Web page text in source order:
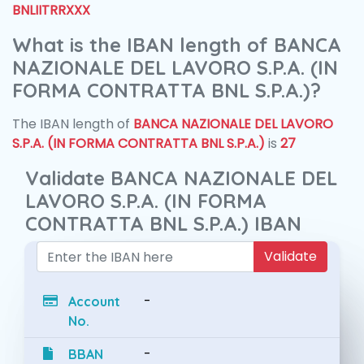
BNLIITRRXXX
What is the IBAN length of BANCA
NAZIONALE DEL LAVORO S.P.A. (IN
FORMA CONTRATTA BNL S.P.A.)?
The IBAN length of BANCA NAZIONALE DEL LAVORO
S.P.A. (IN FORMA CONTRATTA BNL S.P.A.) is 27
Validate BANCA NAZIONALE DEL
LAVORO S.P.A. (IN FORMA
CONTRATTA BNL S.P.A.) IBAN
Validate
Account
No.
-
BBAN -